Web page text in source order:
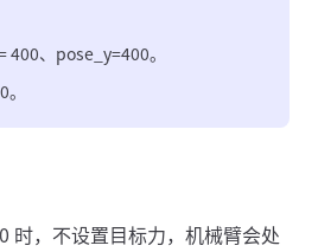
400、pose_y=400。
时，不设置目标力，机械臂会处